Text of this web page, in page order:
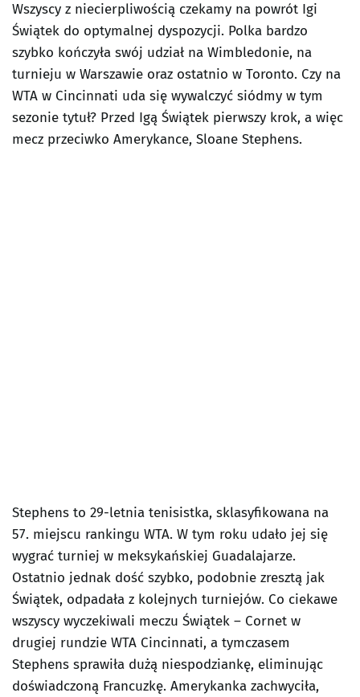
Wszyscy z niecierpliwością czekamy na powrót Igi
Świątek do optymalnej dyspozycji. Polka bardzo
szybko kończyła swój udział na Wimbledonie, na
turnieju w Warszawie oraz ostatnio w Toronto. Czy na
WTA w Cincinnati uda się wywalczyć siódmy w tym
sezonie tytuł? Przed Igą Świątek pierwszy krok, a więc
mecz przeciwko Amerykance, Sloane Stephens.
Stephens to 29-letnia tenisistka, sklasyfikowana na
57. miejscu rankingu WTA. W tym roku udało jej się
wygrać turniej w meksykańskiej Guadalajarze.
Ostatnio jednak dość szybko, podobnie zresztą jak
Świątek, odpadała z kolejnych turniejów. Co ciekawe
wszyscy wyczekiwali meczu Świątek – Cornet w
drugiej rundzie WTA Cincinnati, a tymczasem
Stephens sprawiła dużą niespodziankę, eliminując
doświadczoną Francuzkę. Amerykanka zachwyciła,